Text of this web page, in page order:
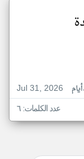
Jul 31, 2026
عدد الكلمات: ٦